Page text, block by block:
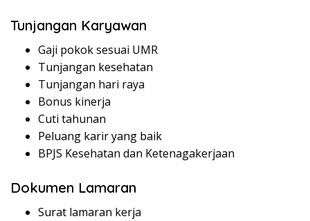
Tunjangan Karyawan
Gaji pokok sesuai UMR
Tunjangan kesehatan
Tunjangan hari raya
Bonus kinerja
Cuti tahunan
Peluang karir yang baik
BPJS Kesehatan dan Ketenagakerjaan
Dokumen Lamaran
Surat lamaran kerja